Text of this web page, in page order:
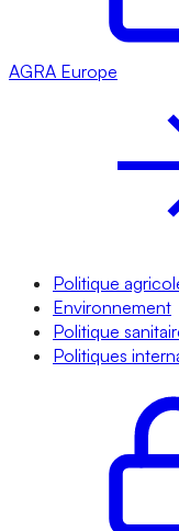
AGRA Europe
Politique
Environnement
Politique
Politiques